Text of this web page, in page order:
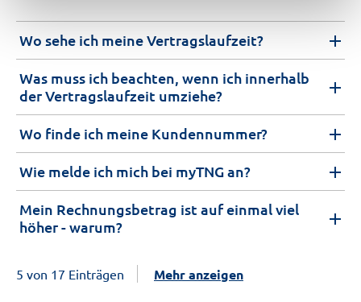
Wo sehe ich meine Vertragslaufzeit?
Was muss ich beachten, wenn ich innerhalb
der Vertragslaufzeit umziehe?
Wo finde ich meine Kundennummer?
Wie melde ich mich bei myTNG an?
Mein Rechnungsbetrag ist auf einmal viel
höher - warum?
5 von 17 Einträgen Mehr anzeigen